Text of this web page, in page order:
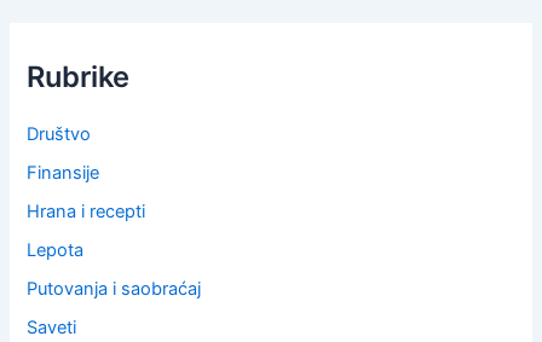
Rubrike
Društvo
Finansije
Hrana i recepti
Lepota
Putovanja i saobraćaj
Saveti